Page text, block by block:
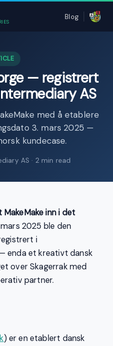
Blog
— registrert
AS
med å etablere
3. mars 2025 —
kundecase.
AS · 2 min read
MakeMake inn i det
2025 ble den
i
enda et kreativt dansk
over Skagerrak med
partner.
) er en etablert dansk